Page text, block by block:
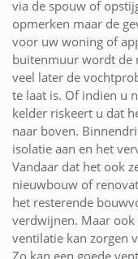
via de spouw of
opmerken maar de
voor uw woning of
buitenmuur wordt de
veel later de
te laat is. Of indien u
kelder riskeert u dat
naar boven.
isolatie aan en het
Vandaar dat het ook
nieuwbouw of
het resterende
verdwijnen. Maar
ventilatie kan zorgen
Zo kan een goede